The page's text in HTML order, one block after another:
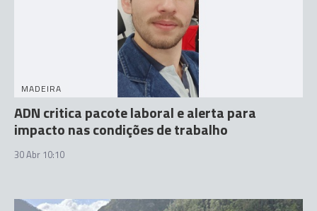
MADEIRA
ADN critica pacote laboral e alerta para
impacto nas condições de trabalho
30 Abr 10:10